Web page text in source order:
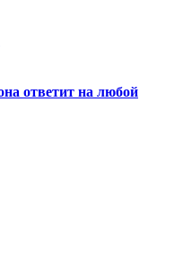
ответит на любой